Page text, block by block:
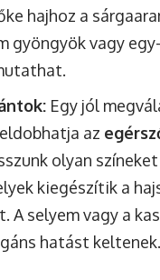
hajhoz a
gyöngyök vagy
Egy jól
az
olyan
kiegészítik a
A selyem vagy a
hatást keltenek.